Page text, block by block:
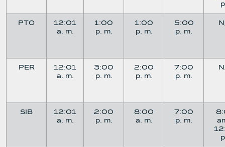
PTO
12:01
a. m.
1:00
p. m.
1:00
p. m.
5:00
p. m.
PER
12:01
a. m.
3:00
p. m.
2:00
p. m.
7:00
p. m.
SIB
12:01
a. m.
2:00
p. m.
8:00
a. m.
7:00
p. m.